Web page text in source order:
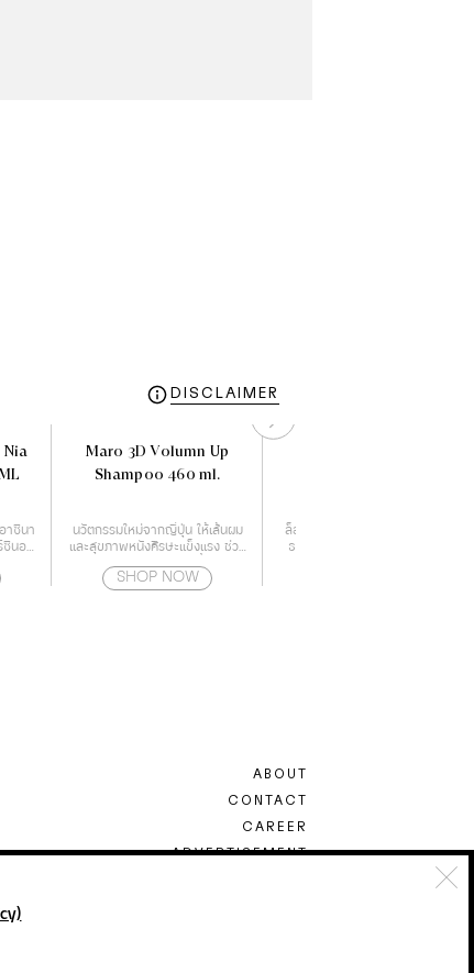
DISCLAIMER
Nia
าซินา
นอล
Maro 3D Volumn Up
Shampoo 460 ml.
นวัตกรรมใหม่จากญี่ปุ่น ให้เส้นผม
และสุขภาพหนังศีรษะแข็งแรง ช่วย
หนังศีรษะ สาเหตุของปัญหาผม
SHOP NOW
ล็อกซิทาน แชมพู สูตรสำหรับผม
ธรรมดา ช่วยให้ผมนุ่มสลวย ผม
ABOUT
CONTACT
CAREER
ADVERTISEMENT